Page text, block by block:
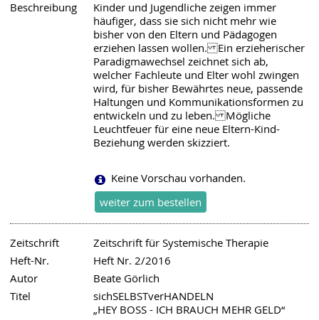
Beschreibung
Kinder und Jugendliche zeigen immer
häufiger, dass sie sich nicht mehr wie
bisher von den Eltern und Pädagogen
erziehen lassen wollen. Ein erzieherischer
Paradigmawechsel zeichnet sich ab,
welcher Fachleute und Elter wohl zwingen
wird, für bisher Bewährtes neue, passende
Haltungen und Kommunikationsformen zu
entwickeln und zu leben. Mögliche
Leuchtfeuer für eine neue Eltern-Kind-
Beziehung werden skizziert.
Keine Vorschau vorhanden.
Zeitschrift
Zeitschrift für Systemische Therapie
Heft-Nr.
Heft Nr. 2/2016
Autor
Beate Görlich
Titel
sichSELBSTverHANDELN
„HEY BOSS - ICH BRAUCH MEHR GELD“